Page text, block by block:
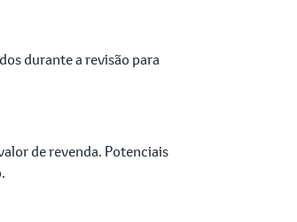
durante a revisão para
de revenda. Potenciais